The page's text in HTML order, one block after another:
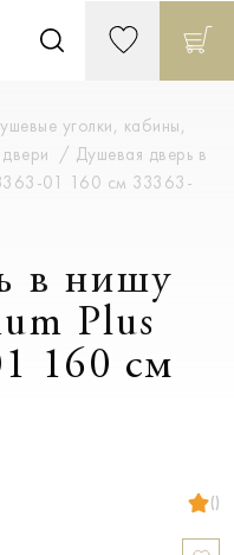
уголки, кабины,
Душевая дверь в
01 160 см 33363-
в нишу
Plus
160 см
()